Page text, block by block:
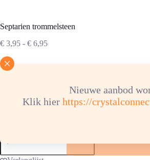
Nieuwe aanbod
Klik hier https://
Septarien trommelsteen
€ 3,95 - € 6,95Prijsklasse:
trommelsteen